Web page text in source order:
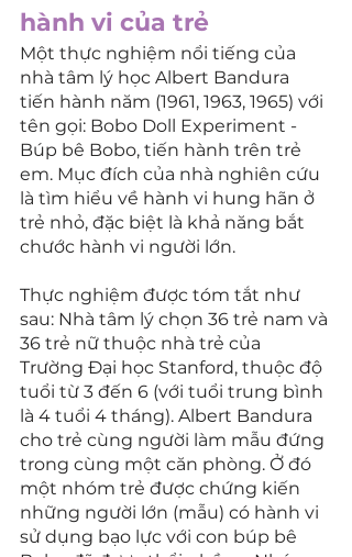
hành vi của trẻ
Một thực nghiệm nổi tiếng của
nhà tâm lý học Albert Bandura
tiến hành năm (1961, 1963, 1965) với
tên gọi: Bobo Doll Experiment -
Búp bê Bobo, tiến hành trên trẻ
em. Mục đích của nhà nghiên cứu
là tìm hiểu về hành vi hung hãn ở
trẻ nhỏ, đặc biệt là khả năng bắt
chước hành vi người lớn.
Thực nghiệm được tóm tắt như
sau: Nhà tâm lý chọn 36 trẻ nam và
36 trẻ nữ thuộc nhà trẻ của
Trường Đại học Stanford, thuộc độ
tuổi từ 3 đến 6 (với tuổi trung bình
là 4 tuổi 4 tháng). Albert Bandura
cho trẻ cùng người làm mẫu đứng
trong cùng một căn phòng. Ở đó
một nhóm trẻ được chứng kiến
những người lớn (mẫu) có hành vi
sử dụng bạo lực với con búp bê